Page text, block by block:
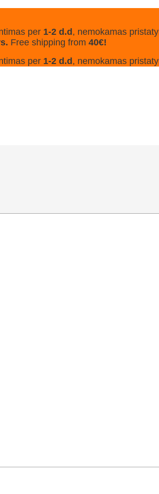
per 1-2 d.d , nemokamas
Free shipping from 40€!
per 1-2 d.d , nemokamas